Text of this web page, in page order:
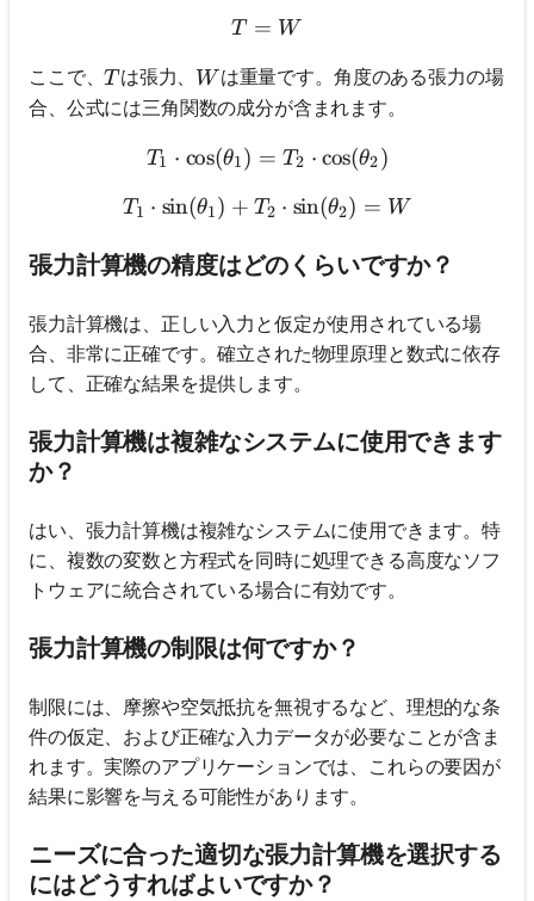
T = W
T = W
ここで、T
Tは張力、 W
W は重量です。角度のある張力の場
合、公式には三角関数の成分が含まれます。
T_1 \cdot \cos(\theta_1)
T1 ⋅ cos(θ1) = T2 ⋅ cos(θ2)
T_1 \cdot \sin(\theta_1)
T1 ⋅ sin(θ1) + T2 ⋅ sin(θ2) = W
張力計算機の精度はどのくらいですか？
張力計算機は、正しい入力と仮定が使用されている場
合、非常に正確です。確立された物理原理と数式に依存
して、正確な結果を提供します。
張力計算機は複雑なシステムに使用できます
か？
はい、張力計算機は複雑なシステムに使用できます。特
に、複数の変数と方程式を同時に処理できる高度なソフ
トウェアに統合されている場合に有効です。
張力計算機の制限は何ですか？
制限には、摩擦や空気抵抗を無視するなど、理想的な条
件の仮定、および正確な入力データが必要なことが含ま
れます。実際のアプリケーションでは、これらの要因が
結果に影響を与える可能性があります。
ニーズに合った適切な張力計算機を選択する
にはどうすればよいですか？